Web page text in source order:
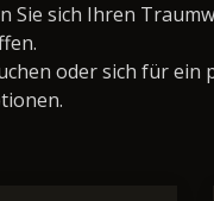
Sie sich Ihren
oder sich für